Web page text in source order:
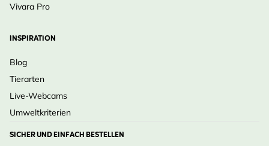
Vivara Pro
INSPIRATION
Blog
Tierarten
Live-Webcams
Umweltkriterien
SICHER UND EINFACH BESTELLEN